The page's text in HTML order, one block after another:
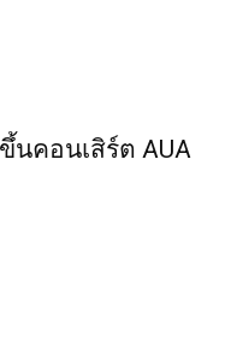
นคอนเสิร์ต AUA